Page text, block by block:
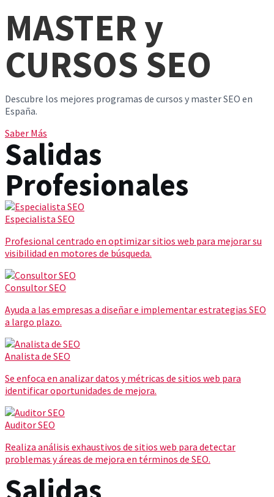
MASTER y
CURSOS SEO
Descubre los mejores programas de cursos y master SEO en
España.
Saber Más
Salidas
Profesionales
Especialista SEO
Profesional centrado en optimizar sitios web para mejorar su
visibilidad en motores de búsqueda.
Consultor SEO
Ayuda a las empresas a diseñar e implementar estrategias SEO
a largo plazo.
Analista de SEO
Se enfoca en analizar datos y métricas de sitios web para
identificar oportunidades de mejora.
Auditor SEO
Realiza análisis exhaustivos de sitios web para detectar
problemas y áreas de mejora en términos de SEO.